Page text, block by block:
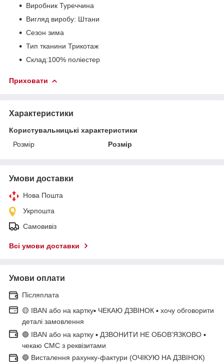
Виробник Туреччина
Вигляд виробу: Штани
Сезон зима
Тип тканини Трикотаж
Склад:100% поліестер
Приховати
Характеристики
Користувальницькі характеристики
Розмір
Розмір
Умови доставки
Нова Пошта
Укрпошта
Самовивіз
Всі умови доставки
Умови оплати
Післяплата
🟡 IBAN або на картку▪ ЧЕКАЮ ДЗВІНОК ▪ хочу обговорити
деталі замовлення
🟢 IBAN або на картку ▪ ДЗВОНИТИ НЕ ОБОВ'ЯЗКОВО ▪
чекаю СМС з реквізитами
🔵 Висталення рахунку-фактури (ОЧІКУЮ НА ДЗВІНОК)